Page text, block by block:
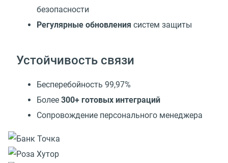
безопасности
Регулярные обновления систем защиты
Устойчивость связи
Бесперебойность 99,97%
Более 300+ готовых интеграций
Сопровождение персонального менеджера